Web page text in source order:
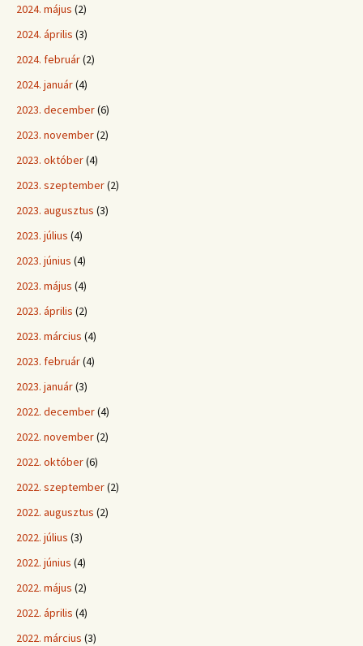
2024. május (2)
2024. április (3)
2024. február(2)
2024. január(4)
2023. december(6)
2023. november(2)
2023. október(4)
2023. szeptember(2)
2023. augusztus (3)
2023. július (4)
2023. június (4)
2023. május (4)
2023. április (2)
2023. március (4)
2023. február(4)
2023. január(3)
2022. december(4)
2022. november(2)
2022. október(6)
2022. szeptember(2)
2022. augusztus (2)
2022. július (3)
2022. június (4)
2022. május (2)
2022. április (4)
2022. március (3)